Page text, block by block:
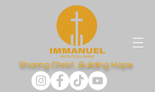
Sharing Christ...Building Hope